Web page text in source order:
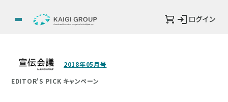
ログイン
2018年05月号
EDITOR'S PICK キャンペーン